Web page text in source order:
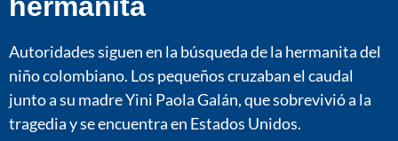
Autoridades siguen en la búsqueda de la hermanita del
niño colombiano. Los pequeños cruzaban el caudal
junto a su madre Yini Paola Galán, que sobrevivió a la
tragedia y se encuentra en Estados Unidos.